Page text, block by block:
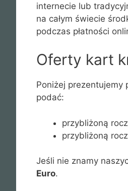
internecie lub
na całym świecie
podczas płatności
Oferty kart
Poniżej prezentujemy
podać:
przybliżoną
przybliżoną
Jeśli nie znamy
Euro.